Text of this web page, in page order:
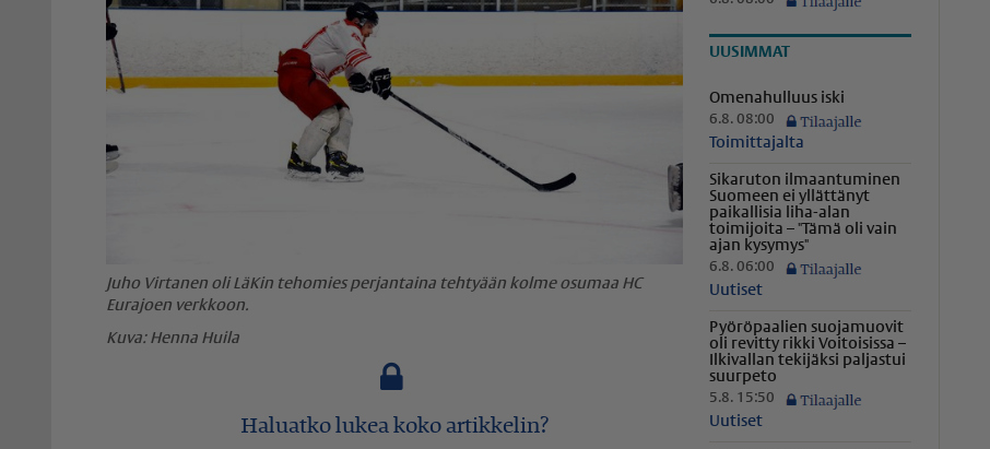
Juho Virtanen oli LäKin tehomies perjantaina tehtyään kolme osumaa HC
Eurajoen verkkoon.
Henna Huila
Haluatko lukea koko artikkelin?
UUSIMMAT
Omenahulluus iski
6.8. 08:00
Toimittajalta
Sikaruton ilmaantuminen
Suomeen ei yllättänyt
paikallisia liha-alan
toimijoita – "Tämä oli vain
ajan kysymys"
6.8. 06:00
Uutiset
Pyöröpaalien suojamuovit
oli revitty rikki Voitoisissa –
Ilkivallan tekijäksi paljastui
suurpeto
5.8. 15:50
Uutiset